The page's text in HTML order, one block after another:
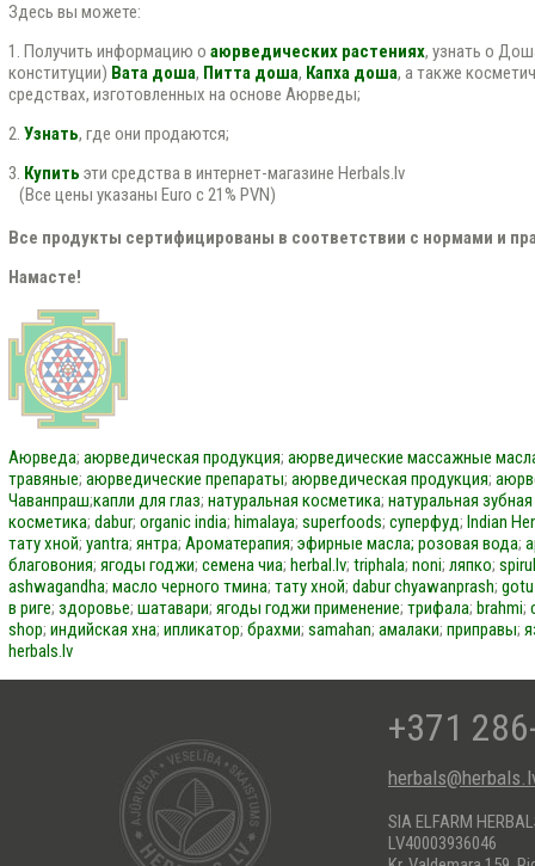
Здесь вы можете:
1. Получить информацию о аюрведических растениях, узнать о
конституции) Вата доша, Питта доша, Капха доша, а также
средствах, изготовленных на основе Аюрведы;
2. Узнать, где они продаются;
3. Купить эти средства в интернет-магазине Herbals.lv
(Все цены указаны Euro с 21% PVN)
Все продукты сертифицированы в соответствии с нормами и
Намасте!
Аюрведа; аюрведическая продукция; аюрведические массажные
травяные; аюрведические препараты; аюрведическая продукция;
Чаванпраш;капли для глаз; натуральная косметика; натуральная
косметика; dabur; organic india; himalaya; superfoods; суперфуд; Indian
тату хной; yantra; янтра; Ароматерапия; эфирные масла; розовая вода;
благовония; ягоды годжи; семена чиа; herbal.lv; triphala; noni; ляпко;
ashwagandha; масло черного тмина; тату хной; daburchyawanprash;
в риге; здоровье; шатавари; ягоды годжи применение; трифала; brahmi;
shop; индийская хна; ипликатор; брахми; samahan; амалаки; приправы;
herbals.lv
+371
SIA ELFARM
LV40003936046